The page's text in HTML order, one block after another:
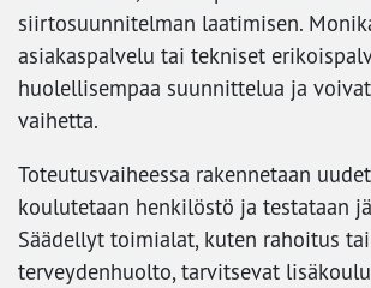
siirtosuunnitelman laatimisen.
asiakaspalvelu tai tekniset
huolellisempaa suunnittelua ja
vaihetta.
Toteutusvaiheessa rakennetaan
koulutetaan henkilöstö ja testataan
Säädellyt toimialat, kuten rahoitus tai
terveydenhuolto, tarvitsevat